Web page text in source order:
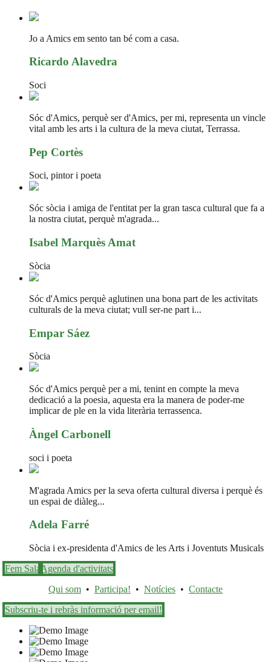
Jo a Amics em sento tan bé com a casa.
Ricardo Alavedra
Soci
Sóc d'Amics, perquè ser d'Amics, per mi, representa un vincle
vital amb les arts i la cultura de la meva ciutat, Terrassa.
Pep Cortès
Soci, pintor i poeta
Sóc sòcia i amiga de l'entitat per la gran tasca cultural que fa a
la nostra ciutat, perquè m'agrada...
Isabel Marquès Amat
Sòcia
Sóc d'Amics perquè aglutinen una bona part de les activitats
culturals de la meva ciutat; vull ser-ne part i...
Empar Sáez
Sòcia
Sóc d'Amics perquè per a mi, tenint en compte la meva
dedicació a la poesia, aquesta era la manera de poder-me
implicar de ple en la vida literària terrassenca.
Àngel Carbonell
soci i poeta
M'agrada Amics per la seva oferta cultural diversa i perquè és
un espai de diàleg...
Adela Farré
Sòcia i ex-presidenta d'Amics de les Arts i Joventuts Musicals
Fem Sala Agenda d'activitats
Qui som • Participa! • Notícies • Contacte
Subscriu-te i rebràs informació per email!